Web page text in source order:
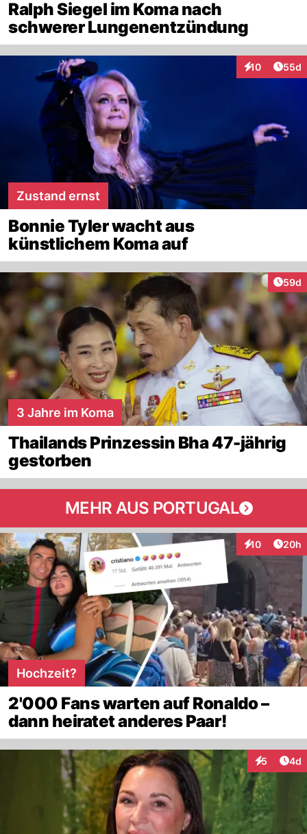
Ralph Siegel im Koma nach
schwerer Lungenentzündung
10
Interaktionen
55d
Zustand ernst
Bonnie Tyler wacht aus
künstlichem Koma auf
59d
3 Jahre im Koma
Thailands Prinzessin Bha 47-jährig
gestorben
MEHR AUS PORTUGAL
10
Interaktionen
20h
Hochzeit?
2'000 Fans warten auf Ronaldo –
dann heiratet anderes Paar!
5 4d